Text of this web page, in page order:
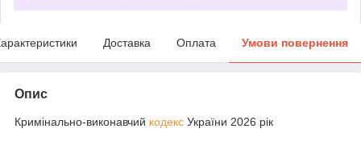
Доставка Оплата Умови повернення
Опис
Кримінально-виконавчий кодекс України 2026 рік